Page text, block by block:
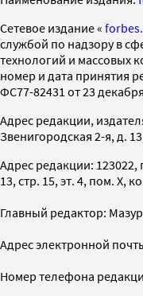
Cетевое издание «
службой по надзору в
технологий и массовых
номер и дата принятия
ФС77-82431 от 23
Адрес редакции,
Звенигородская 2-я, д.
Адрес редакции: 123022,
13, стр. 15, эт. 4, пом. X,
Главный редактор:
Адрес электронной
Номер телефона